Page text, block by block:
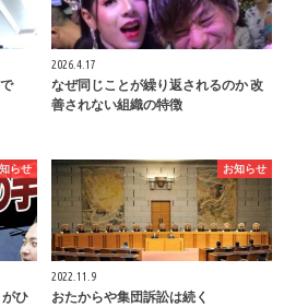
2026.4.17
なぜ同じことが繰り返されるのか 改
善されない組織の特徴
らせ
ひ
お知らせ
2022.11.9
おたからや集団訴訟は続く